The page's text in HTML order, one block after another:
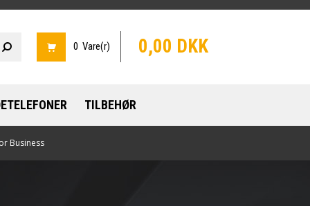
0 Vare(r) 0,00 DKK
TILBEHØR
Business